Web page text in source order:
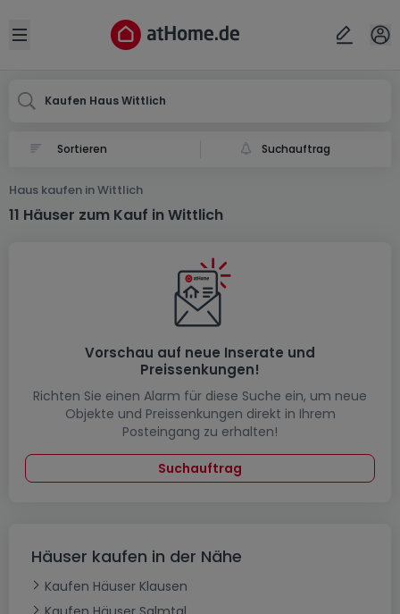
Open sidebar
Kaufen Haus Wittlich
Suchauftrag
Haus kaufen in Wittlich
11 Häuser zum Kauf in Wittlich
Vorschau auf neue Inserate und
Preissenkungen!
Richten Sie einen Alarm für diese Suche ein, um neue
Objekte und Preissenkungen direkt in Ihrem
Posteingang zu erhalten!
Suchauftrag
Häuser kaufen in der Nähe
Kaufen Häuser Klausen
Ort
Abbrechen ok